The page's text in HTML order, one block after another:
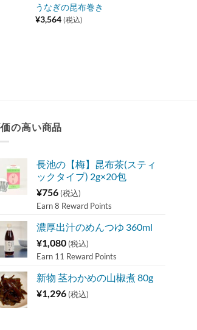
うなぎの昆布巻き
¥3,564 (税込)
の高い商品
長池の【梅】昆布茶(スティ
ックタイプ) 2g×20包
¥756 (税込)
Earn 8 Reward Points
濃厚出汁のめんつゆ 360ml
¥1,080 (税込)
Earn 11 Reward Points
新物 茎わかめの山椒煮 80g
¥1,296 (税込)